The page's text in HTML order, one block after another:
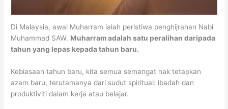
Di Malaysia, awal Muharram ialah peristiwa penghijrahan Nabi
Muhammad SAW. Muharram adalah satu peralihan daripada
tahun yang lepas kepada tahun baru.
Kebiasaan tahun baru, kita semua semangat nak tetapkan
azam baru, terutamanya dari sudut spiritual: ibadah dan
produktiviti dalam kerja atau belajar.